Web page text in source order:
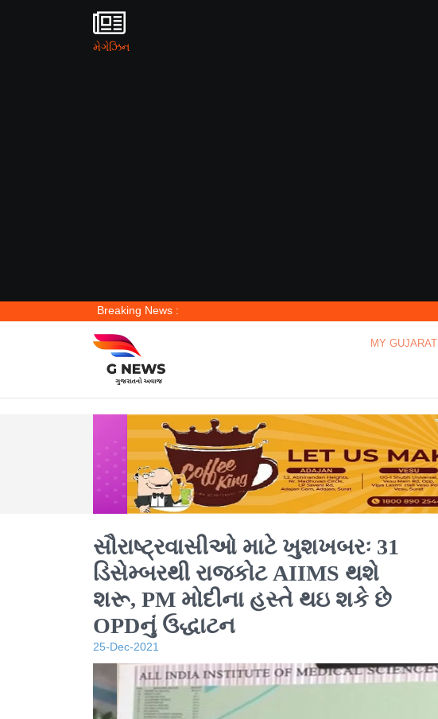
મેગેઝિન
Breaking News :
MY GUJARAT
સૌરાષ્ટ્રવાસીઓ માટે ખુશખબરઃ 31
ડિસેમ્બરથી રાજકોટ AIIMS થશે
શરૂ, PM મોદીના હસ્તે થઇ શકે છે
OPDનું ઉદ્ધાટન
25-Dec-2021